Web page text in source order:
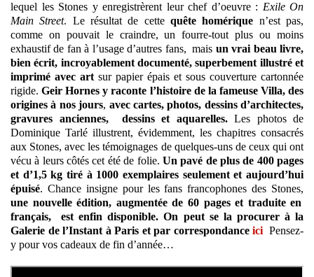
lequel les Stones y enregistrèrent leur chef d’oeuvre : Exile On
Main Street. Le résultat de cettequête homérique n’est pas,
comme on pouvait le craindre, un fourre-tout plus ou moins
exhaustif de fan à l’usage d’autres fans, mais un vrai beau livre,
bien écrit, incroyablement documenté, superbement illustré et
imprimé avec artsur papier épais et sous couverture cartonnée
rigide.Geir Hornes y raconte l’histoire de la fameuse Villa, des
origines à nos jours, avec cartes, photos, dessins d’architectes,
gravures anciennes, dessins et aquarelles.Les photos de
Dominique Tarlé illustrent, évidemment, les chapitres consacrés
aux Stones, avec les témoignages de quelques-uns de ceux qui ont
vécu à leurs côtés cet été de folie. Un pavé de plus de 400 pages
et d’1,5 kg tiré à 1000 exemplaires seulement et aujourd’hui
épuisé. Chance insigne pour les fans francophones des Stones,
une nouvelle édition, augmentée de 60 pages et traduite en
français,
est enfin disponible. On peut se la procurer à la
Galerie de l’Instant à Paris et par correspondance ici Pensez-
y pour vos cadeaux de fin d’année…